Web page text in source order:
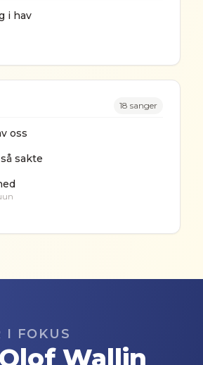
i hav
18 sanger
oss
sakte
I FOKUS
Wallin